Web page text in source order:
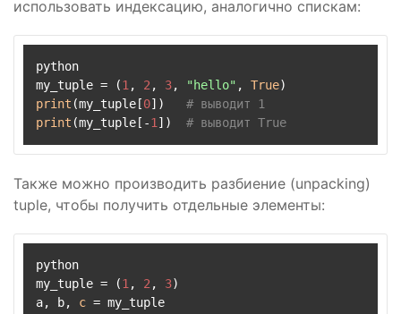
использовать индексацию, аналогично спискам:
python
my_tuple = (1 , 2 , 3, "hello" , True
print (my_tuple[0]) # выводит 1
print (my_tuple[-1 ]) # выводит True
Также можно производить разбиение (unpacking)
tuple, чтобы получить отдельные элементы:
python
my_tuple = (1 , 2 , 3)
a, b, c = my_tuple